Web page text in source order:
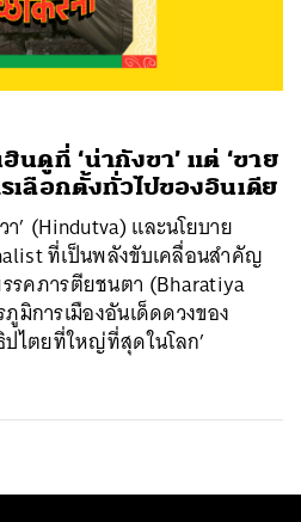
นดูที่ ‘น่ากังขา’ แต่ ‘ขาย
เลือกตั้งทั่วไปของอินเดีย
’ (Hindutva) และนโยบาย
ที่เป็นพลังขับเคลื่อนสำคัญ
รคภารตียชนตา (Bharatiya
มิการเมืองอันเด็ดดวงของ
ปไตยที่ใหญ่ที่สุดในโลก’
LINE EMAIL